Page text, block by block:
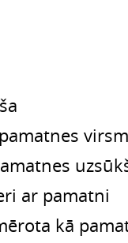
ar pamatni
kā